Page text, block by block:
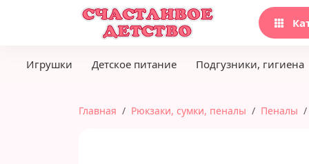
Игрушки Детское питание Подгузники, гигиена
Главная Рюкзаки, сумки, пеналы Пеналы